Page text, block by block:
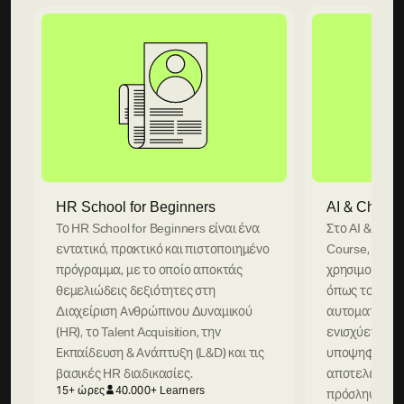
HR School for Beginners
Το HR School for Beginners είναι ένα
εντατικό, πρακτικό και πιστοποιημένο
πρόγραμμα, με το οποίο αποκτάς
θεμελιώδεις δεξιότητες στη
Διαχείριση Ανθρώπινου Δυναμικού
(HR), το Talent Acquisition, την
Εκπαίδευση & Ανάπτυξη (L&D) και τις
βασικές HR διαδικασίες.
15+ ώρες 40.000+ Learners
AI &
Στο AI &
Course, θα
όπως το
ενισχύετε
υποψηφίων
πρόσληψης.